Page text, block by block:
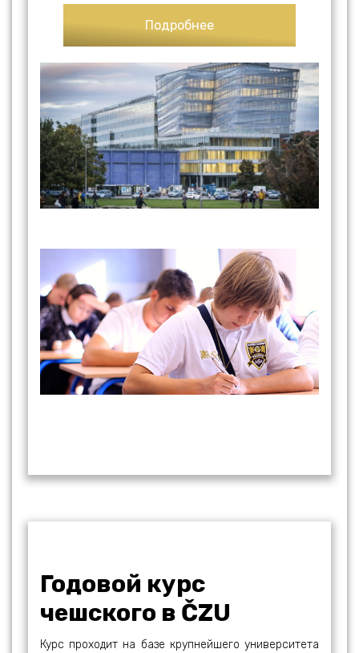
Подробнее
Годовой курс
чешского в ČZU
Курс проходит на базе крупнейшего университета